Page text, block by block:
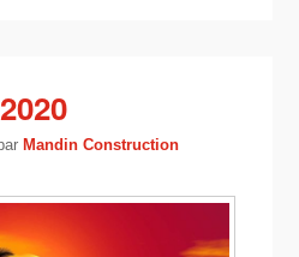
Mandin Construction